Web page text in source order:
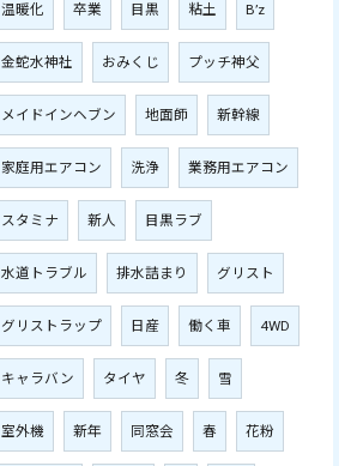
温暖化 卒業 目黒 粘土 B’z
金蛇水神社 おみくじ プッチ神父
メイドインヘブン 地面師 新幹線
家庭用エアコン 洗浄 業務用エアコン
スタミナ 新人 目黒ラブ
水道トラブル 排水詰まり グリスト
グリストラップ 日産 働く車 4WD
キャラバン タイヤ 冬 雪
室外機 新年 同窓会 春 花粉